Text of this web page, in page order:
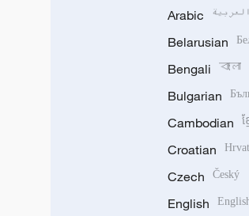
Arabic العربية
Belarusian
Bengali বাংলা
Bulgarian
Cambodian ខ្
Croatian
Czech Český
English